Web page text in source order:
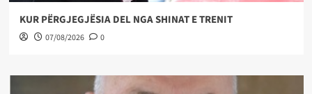
KUR PËRGJEGJËSIA DEL NGA SHINAT E TRENIT
07/08/2026 0